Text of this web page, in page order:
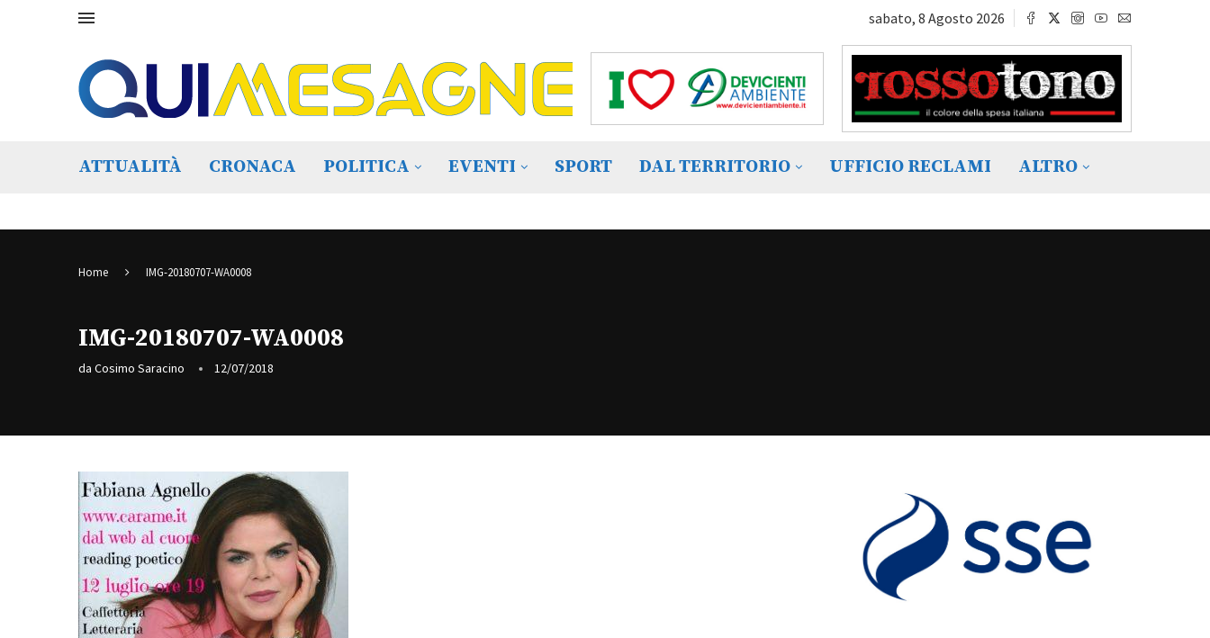
sabato, 8 Agosto 2026
ATTUALITÀ CRONACA POLITICA EVENTI SPORT DAL TERRITORIO UFFICIO RECLAMI ALTRO
Home IMG-20180707-WA0008
IMG-20180707-WA0008
da Cosimo Saracino 12/07/2018